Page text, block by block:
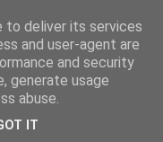
to deliver its services
and user-agent are
and security
generate usage
abuse.
IT